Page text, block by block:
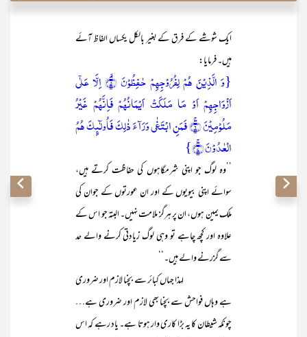
ایک شوشے کے فرق کے بغیر بالکل یکساں الفاظ آئے
ہیں۔ فرمایا:
{وَ الَّذِیۡنَ ہُمۡ لِفُرُوۡجِہِمۡ حٰفِظُوۡنَ ۙ﴿۵﴾ اِلَّا عَلٰۤی
اَزۡوَاجِہِمۡ اَوۡ مَا مَلَکَتۡ اَیۡمَانُہُمۡ فَاِنَّہُمۡ غَیۡرُ
مَلُوۡمِیۡنَ ۚ﴿۶﴾ فَمَنِ ابۡتَغٰی وَرَآءَ ذٰلِکَ فَاُولٰٓئِکَ ہُمُ
الۡعٰدُوۡنَ ۚ﴿۷﴾}
’’وہ لوگ جو اپنی شرمگاہوں کی حفاظت کرتے ہیں،
سوائے اپنی بیویوں کے اور ان عورتوں کے جوان کی
ملک یمین ہوں، ان پر ہرگز ملامت نہیں۔ البتہ جو اس کے
علاوہ اور کچھ چاہے تو وہی لوگ زیادتی کرنے والے حد
سے گزرنے والے ہیں۔‘‘
لہذا جہاں کبائر سے بچنا لازم اور ضروری
ہے وہاں فواحش سے بچنا بھی لازم اور ضروری ہے…
چونکہ شیطان کا یہ بڑا کاری وار ہوتا ہے۔ یاد رہے کہ اس